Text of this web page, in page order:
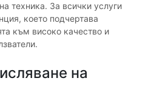
техника. За всички услуги
което подчертава
към високо качество и
на